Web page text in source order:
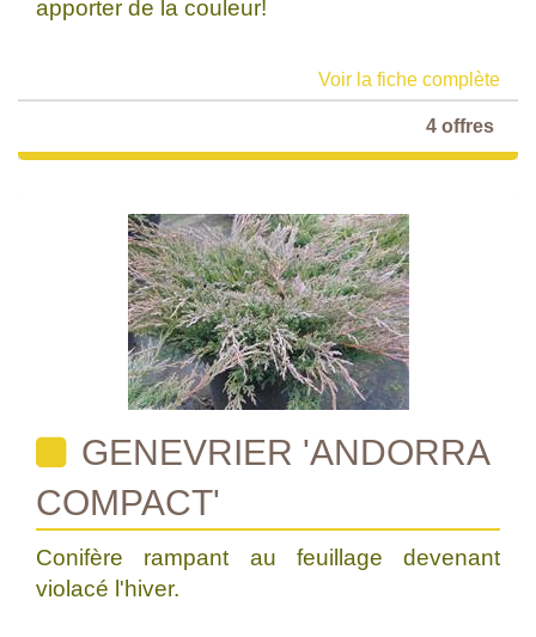
apporter de la couleur!
Voir la fiche complète
4 offres
GENEVRIER 'ANDORRA
COMPACT'
Conifère rampant au feuillage devenant
violacé l'hiver.